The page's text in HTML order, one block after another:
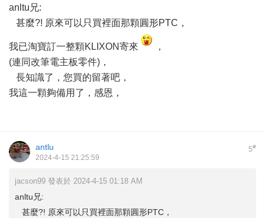
anltu兄:
甚麼?! 原來可以只買裡面那顆圓形PTC，
我已淘寶訂一整顆KLIXON寄來
，
(連同改筆電主板零件)，
長知識了，您買的留著吧，
我這一顆夠備用了，感恩，
5#
antlu
2024-4-15 21:25:59
jacson99 發表於 2024-4-15 01:18 AM
anltu兄:
甚麼?! 原來可以只買裡面那顆圓形PTC，